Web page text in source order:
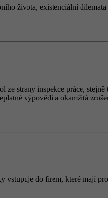
ího života, existenciální dilemata
strany inspekce práce,
výpovědi a okamžitá
do firem, které mají